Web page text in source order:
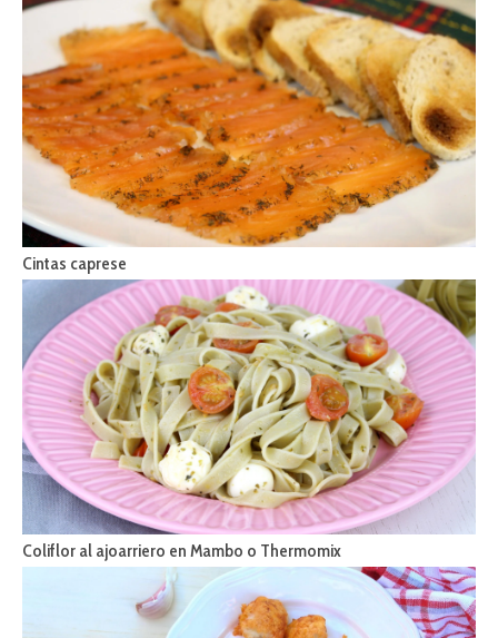
Cintas caprese
Coliflor al ajoarriero en Mambo o Thermomix